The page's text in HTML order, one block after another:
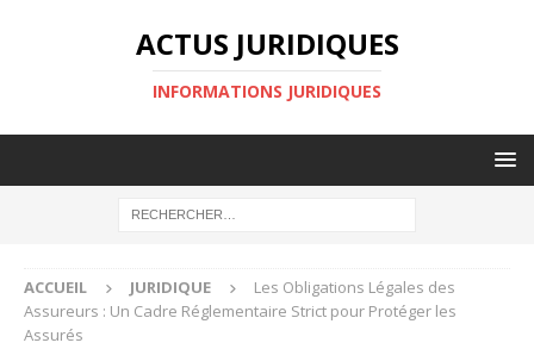
ACTUS JURIDIQUES
INFORMATIONS JURIDIQUES
ACCUEIL JURIDIQUE
Les Obligations Légales des
Assureurs : Un Cadre Réglementaire Strict pour Protéger les
Assurés